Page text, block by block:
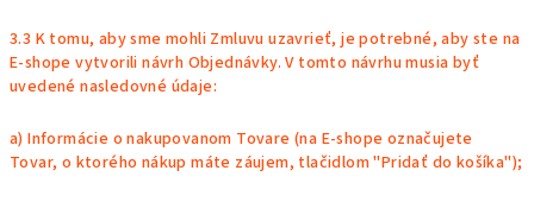
3.3 K tomu, aby sme mohli Zmluvu uzavrieť, je potrebné, aby ste na
E-shope vytvorili návrh Objednávky. V tomto návrhu musia byť
uvedené nasledovné údaje:
a) Informácie o nakupovanom Tovare (na E-shope označujete
Tovar, o ktorého nákup máte záujem, tlačidlom "Pridať do košíka");